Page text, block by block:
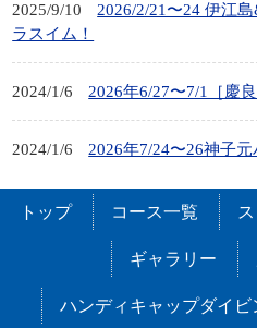
2025/9/10
2026/2/21〜24 伊江
ラスイム！
2024/1/6 2026年6/27〜7/1［慶
2024/1/6 2026年7/24〜26神子
トップ コース一覧
ギャラリー
ハンディキャップダイビ